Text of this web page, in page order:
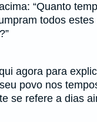
“Quanto
todos estes
agora para
povo nos
se refere a dias